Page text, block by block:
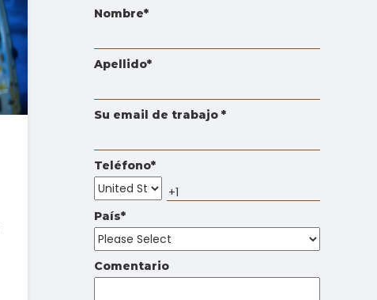
and
swipe
Nombre*
Apellido*
Su email de trabajo *
Teléfono*
País*
Comentario